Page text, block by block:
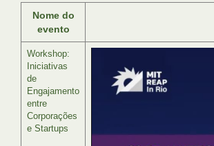
Nome do
evento
Workshop:
Iniciativas
de
Engajamento
entre
Corporações
e Startups